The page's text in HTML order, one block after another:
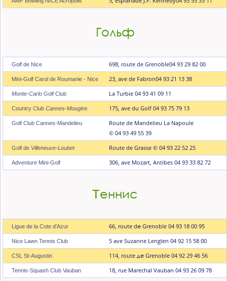
Гольф
Golf de Nice 698, route de Grenoble04 93 29 82 00
Mini-Golf Cаrоl de Roumanie - Nice 23, ave de Fabron04 93 21 13 38
Monte-Carlo Golf Сlub La Turbie04 93 41 09 11
Country Club Cannes-Mougins 175, ave du Golf 04 93 75 79 13
Golf Сlub Cannes-Mandelieu
Route de Mandelieu La Napoule
© 04 93 49 55 39
Golf de Villeneuve-Loubet Route de Grasse © 04 93 22 52 25
Adventure Mini-Golf 306, ave Mozart, Antibes 04 93 33 82 72
Tеннис
Ligue de lа Cote d'Azur 66, route dе Grenoble 04 93 18 00 95
Nice Lawn Tennis Club 5 ave Suzanne Lenglen 04 92 15 58 00
CSL St-Augustin 114, route де Grenoble 04 92 29 46 56
Tennis-Squash Club Vauban 18, rue Marechal Vauban 04 93 26 09 78